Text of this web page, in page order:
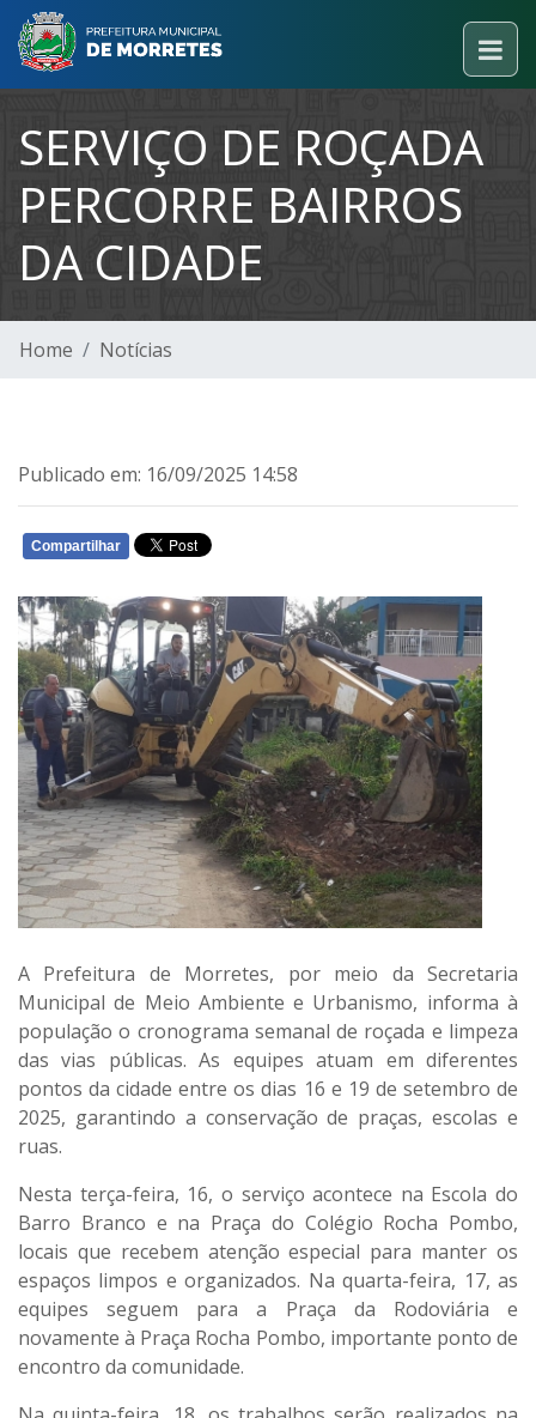
SERVIÇO DE ROÇADA
PERCORRE BAIRROS
DA CIDADE
Home Notícias
Publicado em: 16/09/2025 14:58
Compartilhar
A Prefeitura de Morretes, por meio da Secretaria
Municipal de Meio Ambiente e Urbanismo, informa à
população o cronograma semanal de roçada e limpeza
das vias públicas. As equipes atuam em diferentes
pontos da cidade entre os dias 16 e 19 de setembro de
2025, garantindo a conservação de praças, escolas e
ruas.
Nesta terça-feira, 16, o serviço acontece na Escola do
Barro Branco e na Praça do Colégio Rocha Pombo,
locais que recebem atenção especial para manter os
espaços limpos e organizados. Na quarta-feira, 17, as
equipes seguem para a Praça da Rodoviária e
novamente à Praça Rocha Pombo, importante ponto de
encontro da comunidade.